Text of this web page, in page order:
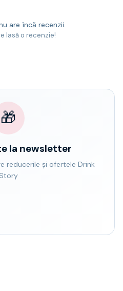
are încă recenzii.
lasă o recenzie!
🎁
la newsletter
reducerile și ofertele Drink
Story